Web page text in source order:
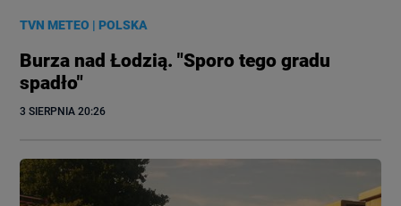
TVN METEO |POLSKA
Burza nad Łodzią. "Sporo tego gradu
spadło"
3 SIERPNIA 20:26